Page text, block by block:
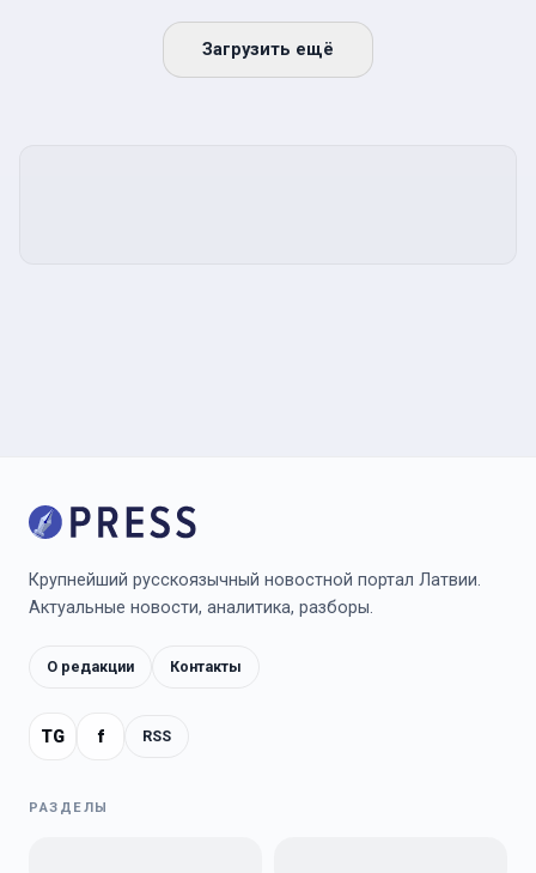
Загрузить ещё
Крупнейший русскоязычный новостной портал Латвии.
Актуальные новости, аналитика, разборы.
О редакции Контакты
TG f RSS
РАЗДЕЛЫ